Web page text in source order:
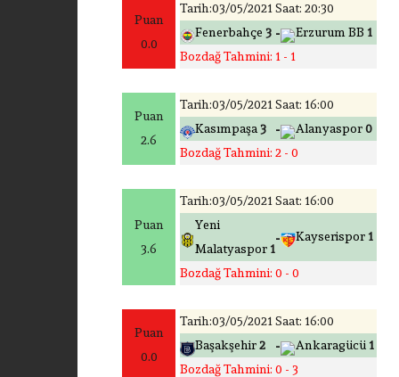
Puan
0.0
Tarih:03/05/2021 Saat: 20:30
Fenerbahçe 3 - Erzurum BB 1
Bozdağ Tahmini: 1 - 1
Puan
2.6
Tarih:03/05/2021 Saat: 16:00
Kasımpaşa3 - Alanyaspor0
Bozdağ Tahmini: 2 - 0
Puan
3.6
Tarih:03/05/2021 Saat: 16:00
Yeni
Malatyaspor1
- Kayserispor1
Bozdağ Tahmini: 0 - 0
Puan
0.0
Tarih:03/05/2021 Saat: 16:00
Başakşehir2 - Ankaragücü 1
Bozdağ Tahmini: 0 - 3